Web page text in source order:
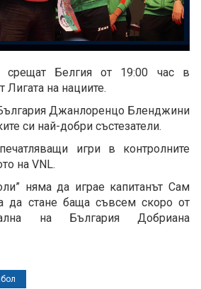
срещат Белгия от 19:00 час в
Лигата на нациите.
Джанлоренцо Бленджини
си най-добри състезатели.
игри в контролните
на VNL.
няма да играе капитанът Сам
да стане баща съвсем скоро от
на България Добриана